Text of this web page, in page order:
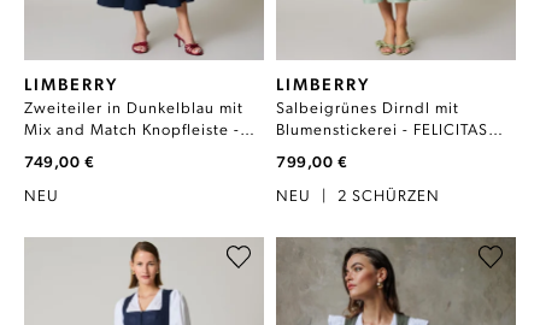
LIMBERRY
Zweiteiler in Dunkelblau mit
Mix and Match Knopfleiste -
749,00 €
NEU
LIMBERRY
Salbeigrünes Dirndl mit
Blumenstickerei - FELICITAS
799,00 €
NEU 2 SCHÜRZEN